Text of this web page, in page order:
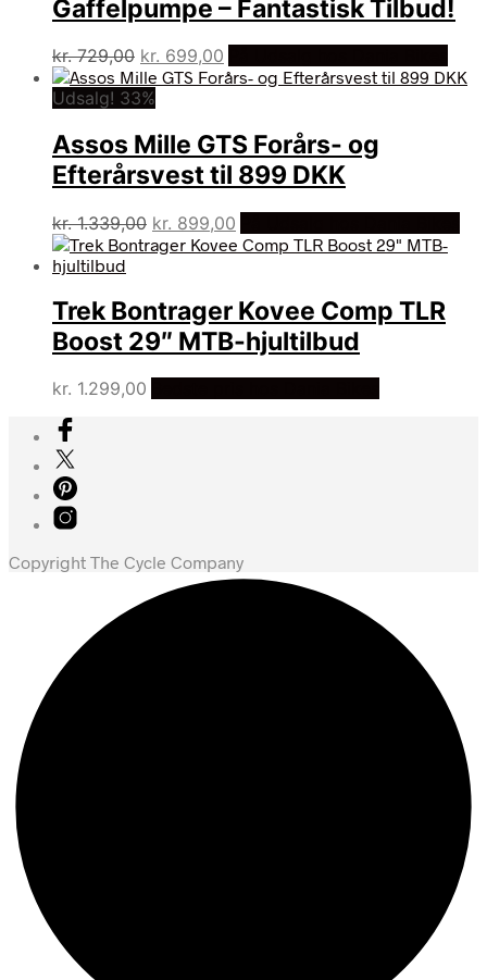
Gaffelpumpe – Fantastisk Tilbud!
kr.729,00 Den
oprindelige
pris
kr. 729,00.
kr. 699,00
aktuelle
kr. 699,00.
Udsalg! 33%
Assos Mille GTS Forårs- og
Efterårsvest til 899 DKK
kr.1.339,00 Den
oprindelige
kr. 1.339,00.
kr. 899,00
aktuelle
kr. 899,00.
Trek Bontrager Kovee Comp TLR
Boost 29″ MTB-hjultilbud
kr. 1.299,00
Copyright The Cycle Company